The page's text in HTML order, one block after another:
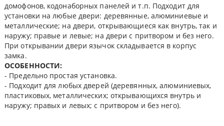
домофонов, кодонаборных панелей и т.п. Подходит для
установки на любые двери: деревянные, алюминиевые и
металлические; на двери, открывающиеся как внутрь, так и
наружу; правые и левые; на двери с притвором и без него.
При открывании двери язычок складывается в корпус
замка.
ОСОБЕННОСТИ:
- Предельно простая установка.
- Подходит для любых дверей (деревянных, алюминиевых,
пластиковых, металлических; открывающихся внутрь и
наружу; правых и левых; с притвором и без него).